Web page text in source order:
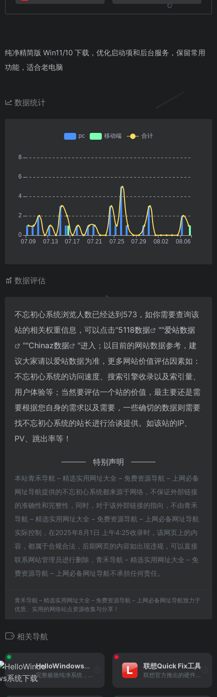
纯净精简版 Win11/10 下载，优化启动项和后台服务，保留常用
功能，适合老电脑
数据统计
数据评估
不忘初心系统浏览人数已经达到573，如你需要查询该
站的相关权重信息，可以点击"5118数据 ""爱站数据
""Chinaz数据
"进入；以目前的网站数据参考，建
议大家请以爱站数据为准，更多网站价值评估因素如：
不忘初心系统的访问速度、搜索引擎收录以及索引量、
用户体验等；当然要评估一个站的价值，最主要还是需
要根据您自身的需求以及需要，一些确切的数据则需要
找不忘初心系统的站长进行洽谈提供。如该站的IP、
PV、跳出率等！
特别声明
本站青禾导航 – 精选实用网址大全 – 免费资源导航 – 上网必备
网址导航提供的不忘初心系统都来源于网络，不保证外部链接
的准确性和完整性，同时，对于该外部链接的指向，不由青禾
导航 – 精选实用网址大全 – 免费资源导航 – 上网必备网址导航
实际控制，在2025年8月1日 上午4:25收录时，该网页上的内
容，都属于合规合法，后期网页的内容如出现违规，可以直接
联系网站管理员进行删除，青禾导航 – 精选实用网址大全 – 免
费资源导航 – 上网必备网址导航不承担任何责任。
青禾导航 – 精选实用网址大全 – 免费资源导航 – 上网必备网址导航致力于
优质、实用的网络站点资源收集与分享！
相关导航
HelloWindows系统下载
完整极致纯净系统，Win11/10 深度精简（仅 3GB），集成常用运行库，支持 U 盘一键装机
联想Quick Fix工具
联想官方推出的硬件诊断、驱动管理、磁盘管理工具，适合检测硬件状态、解决驱动问题